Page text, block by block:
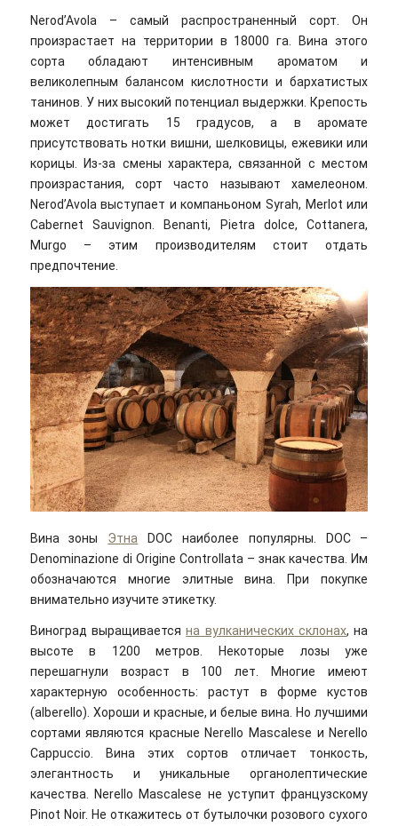
Nerod’Avola – самый распространенный сорт. Он
произрастает на территории в 18000 га. Вина этого
сорта обладают интенсивным ароматом и
великолепным балансом кислотности и бархатистых
танинов. У них высокий потенциал выдержки. Крепость
может достигать 15 градусов, а в аромате
присутствовать нотки вишни, шелковицы, ежевики или
корицы. Из-за смены характера, связанной с местом
произрастания, сорт часто называют хамелеоном.
Nerod’Avola выступает и компаньоном Syrah, Merlot или
Cabernet Sauvignon. Benanti, Pietra dolce, Cottanera,
Murgo – этим производителям стоит отдать
предпочтение.
Вина зоны Этна DOC наиболее популярны. DOC –
Denominazione di Origine Controllata – знак качества. Им
обозначаются многие элитные вина. При покупке
внимательно изучите этикетку.
Виноград выращиваетсяна вулканических склонах, на
высоте в 1200 метров. Некоторые лозы уже
перешагнули возраст в 100 лет. Многие имеют
характерную особенность: растут в форме кустов
(alberello). Хороши и красные, и белые вина. Но лучшими
сортами являются красные Nerello Mascalese и Nerello
Cappuccio. Вина этих сортов отличает тонкость,
элегантность и уникальные органолептические
качества. Nerello Mascalese не уступит французскому
Pinot Noir. Не откажитесь от бутылочки розового сухого